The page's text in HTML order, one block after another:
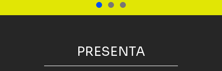
PRESENTA